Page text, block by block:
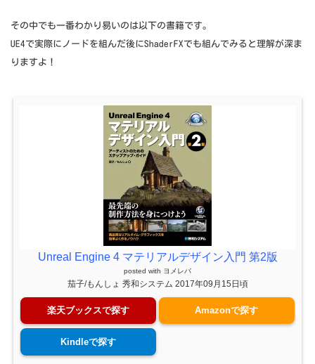
その中でも一番わかり易いのは以下の書籍です。
UE4で実際にノードを組んだ後にShaderFXでも組んでみると理解が深ま
りますよ！
Unreal Engine 4 マテリアルデザイン入門 第2版
posted with ヨメレバ
茄子/もんしょ 秀和システム 2017年09月15日頃
楽天ブックスで探す Amazonで探す
Kindleで探す